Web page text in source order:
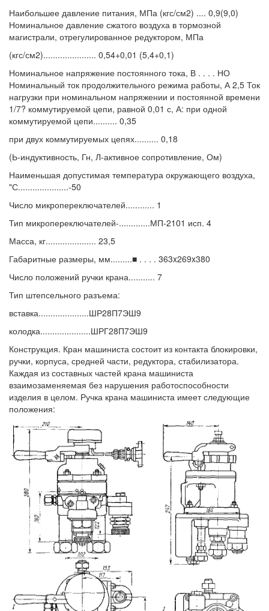
Наибольшее давление питания, МПа (кгс/см2) .... 0,9(9,0)
Номинальное давление сжатого воздуха в тормозной
магистрали, отрегулированное редуктором, МПа
(кгс/см2)...................... 0,54+0,01 (5,4+0,1)
Номинальное напряжение постоянного тока, В . . . . НО
Номинальный ток продолжительного режима работы, А 2,5 Ток
нагрузки при номинальном напряжении и постоянной времени
1/7? коммутируемой цепи, равной 0,01 с, А: при одной
коммутируемой цепи.......... 0,35
при двух коммутируемых цепях.......... 0,18
(Ь-индуктивность, Гн, Л-активное сопротивление, Ом)
Наименьшая допустимая температура окружающего воздуха,
"С.....................-50
Число микропереключателей............ 1
Тип микропереключателей-.............МП-2101 исп. 4
Масса, кг..................... 23,5
Габаритные размеры, мм.........■ . . . . 363x269x380
Число положений ручки крана........... 7
Тип штепсельного разъема:
вставка.....................ШР28П7ЭШ9
колодка.....................ШРГ28П7ЭШ9
Конструкция. Кран машиниста состоит из контакта блокировки,
ручки, корпуса, средней части, редуктора, стабилизатора.
Каждая из составных частей крана машиниста
взаимозаменяемая без нарушения работоспособности
изделия в целом. Ручка крана машиниста имеет следующие
положения: